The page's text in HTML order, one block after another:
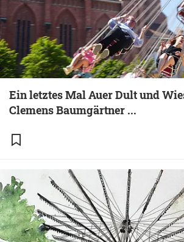
Ein letztes Mal Auer Dult und
Clemens Baumgärtner ...